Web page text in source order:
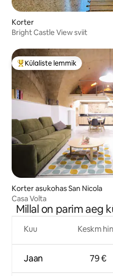
Korter
Bright Castle View sviit
Külaliste suur lemmik
Külaliste lemmik
Korter asukohas San Nicola
Casa Volta
Millal on parim aeg
Kuu
Jaan
Keskm
79 €